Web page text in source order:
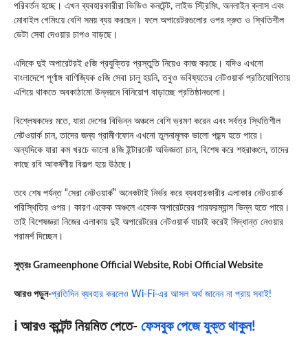
পরিবর্তন হচ্ছে। এখন ব্যবহারকারীরা ভিডিও কনটেন্ট, লাইভ স্ট্রিমিং, অনলাইন ক্লাস এবং
মোবাইল গেমিংয়ে বেশি সময় ব্যয় করছেন। ফলে অপারেটরগুলোর ওপর দ্রুত ও স্থিতিশীল
ডেটা সেবা দেওয়ার চাপও বাড়ছে।
এদিকে দুই অপারেটরই ৫জি প্রযুক্তির প্রস্তুতি নিয়েও কাজ করছে। যদিও এখনো
বাংলাদেশে পূর্ণাঙ্গ বাণিজ্যিক ৫জি সেবা চালু হয়নি, তবুও ভবিষ্যতের নেটওয়ার্ক প্রতিযোগিতায়
এগিয়ে থাকতে অবকাঠামো উন্নয়নে বিনিয়োগ বাড়াচ্ছে প্রতিষ্ঠানগুলো।
বিশ্লেষকদের মতে, যারা দেশের বিভিন্ন অঞ্চলে বেশি ভ্রমণ করেন এবং সর্বত্র স্থিতিশীল
নেটওয়ার্ক চান, তাদের জন্য গ্রামীণফোন এখনো তুলনামূলক ভালো পছন্দ হতে পারে।
অন্যদিকে যারা কম খরচে ভালো ৪জি ইন্টারনেট অভিজ্ঞতা চান, বিশেষ করে শহরাঞ্চলে, তাদের
কাছে রবি আকর্ষণীয় বিকল্প হয়ে উঠছে।
তবে শেষ পর্যন্ত “সেরা নেটওয়ার্ক” অনেকটাই নির্ভর করে ব্যবহারকারীর এলাকার নেটওয়ার্ক
পরিস্থিতির ওপর। কারণ একেক অঞ্চলে একেক অপারেটরের পারফরম্যান্স ভিন্ন হতে পারে।
তাই বিশেষজ্ঞরা নিজের এলাকায় দুই অপারেটরের নেটওয়ার্ক যাচাই করেই সিদ্ধান্ত নেওয়ার
পরামর্শ দিচ্ছেন।
সুত্রঃ Grameenphone Official Website, Robi Official Website
আরও পড়ুন-প্রতিদিন ব্যবহার করলেও Wi-Fi-এর আসল অর্থ জানেন না প্রায় সবাই!
ℹ️ আরও কন্টেন্ট নিয়মিত পেতে- ফেসবুক পেজে যুক্ত থাকুন!